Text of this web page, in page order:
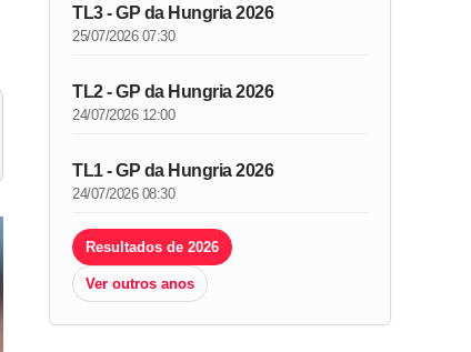
TL3 - GP da Hungria 2026
25/07/2026 07:30
TL2 - GP da Hungria 2026
24/07/2026 12:00
TL1 - GP da Hungria 2026
24/07/2026 08:30
Resultados de 2026
Ver outros anos